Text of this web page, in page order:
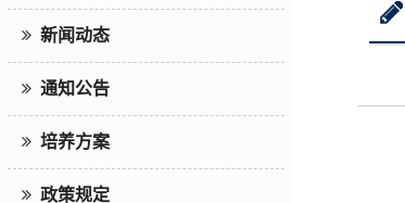
新闻动态
通知公告
培养方案
政策规定